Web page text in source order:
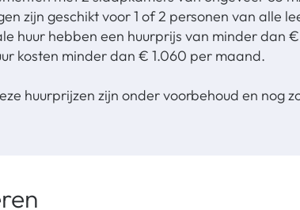
zijn geschikt voor 1 of 2 personen van alle
huur hebben een huurprijs van minder dan
kosten minder dan € 1.060 per maand.
huurprijzen zijn onder voorbehoud en nog